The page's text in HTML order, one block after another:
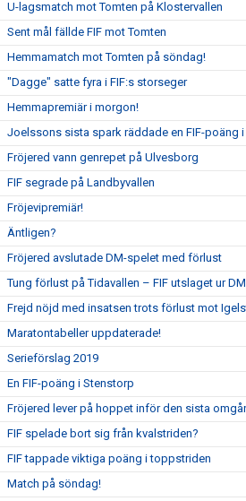
U-lagsmatch mot Tomten på Klostervallen
Sent mål fällde FIF mot Tomten
Hemmamatch mot Tomten på söndag!
"Dagge" satte fyra i FIF:s storseger
Hemmapremiär i morgon!
Joelssons sista spark räddade en FIF-poäng i
Fröjered vann genrepet på Ulvesborg
FIF segrade på Landbyvallen
Fröjevipremiär!
Äntligen?
Fröjered avslutade DM-spelet med förlust
Tung förlust på Tidavallen – FIF utslaget ur DM
Frejd nöjd med insatsen trots förlust mot
Maratontabeller uppdaterade!
Serieförslag 2019
En FIF-poäng i Stenstorp
Fröjered lever på hoppet inför den sista
FIF spelade bort sig från kvalstriden?
FIF tappade viktiga poäng i toppstriden
Match på söndag!